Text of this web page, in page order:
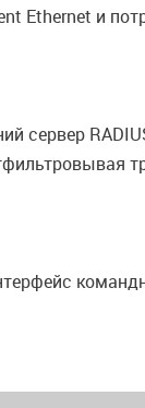
Ethernet и
сервер